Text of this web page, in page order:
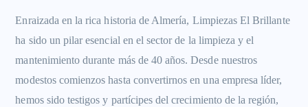
Enraizada en la rica historia de Almería, Limpiezas El Brillante
ha sido un pilar esencial en el sector de la limpieza y el
mantenimiento durante más de 40 años. Desde nuestros
modestos comienzos hasta convertirnos en una empresa líder,
hemos sido testigos y partícipes del crecimiento de la región,